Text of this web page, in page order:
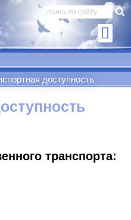
доступность
транспорта: